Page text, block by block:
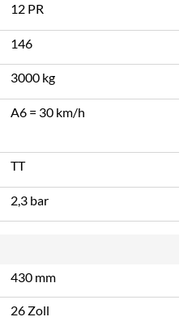
12 PR
146
3000 kg
A6 = 30 km/h
TT
2,3 bar
430 mm
26 Zoll